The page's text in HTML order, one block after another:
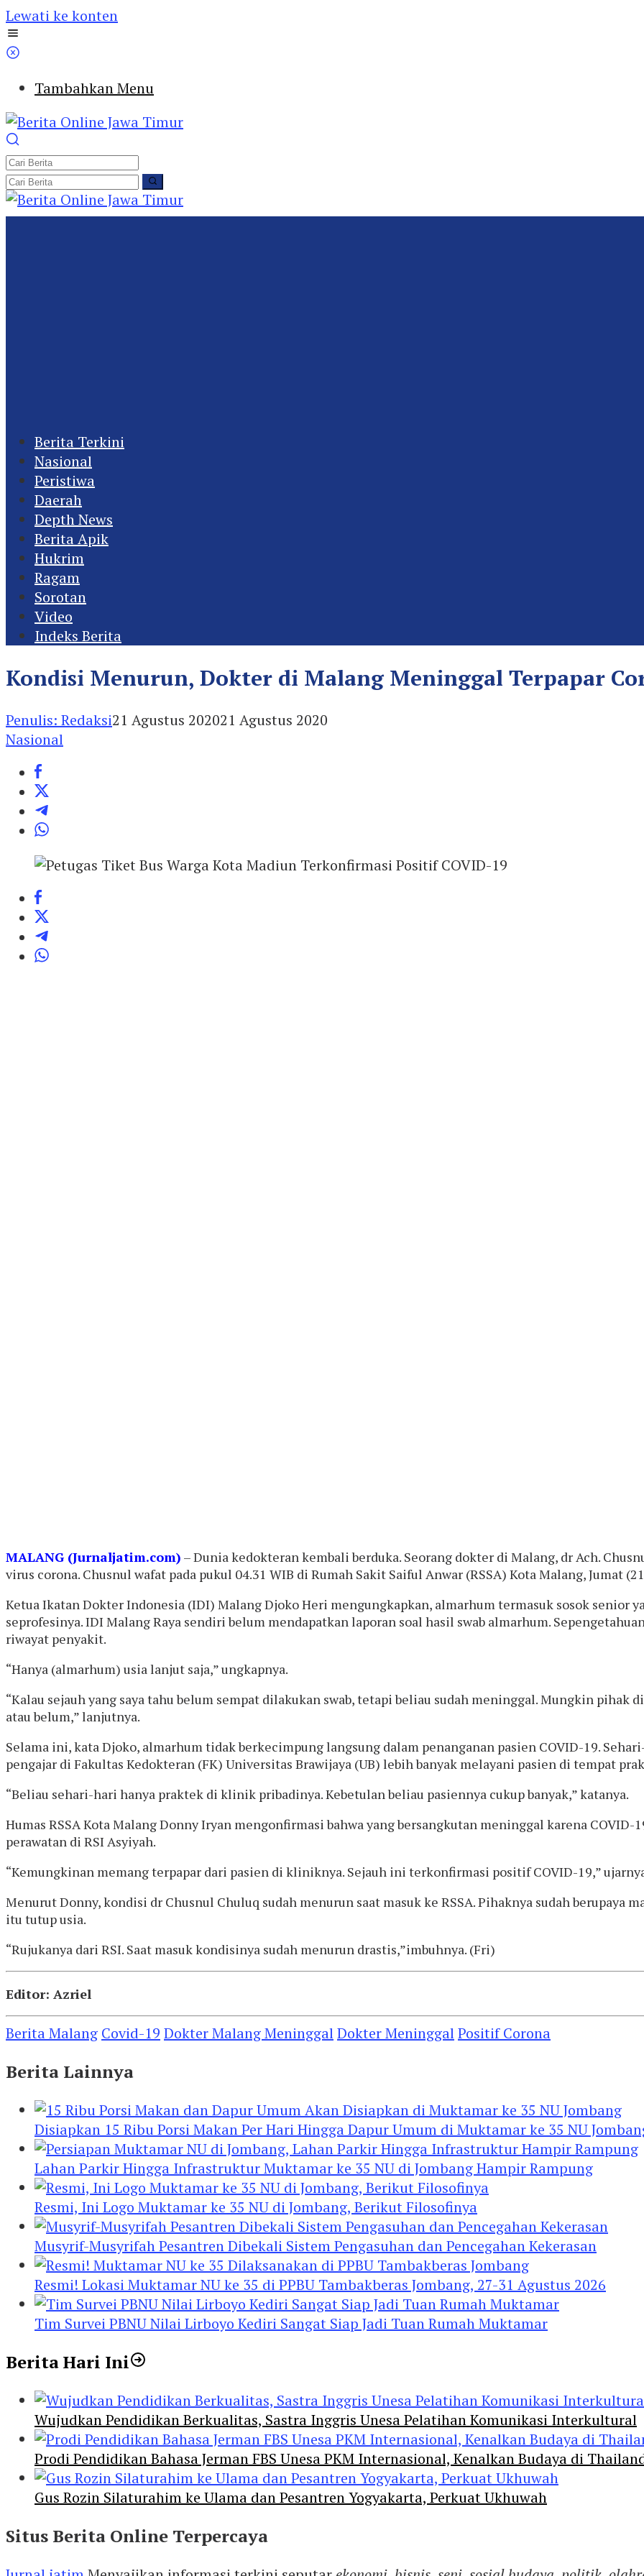
Lewati ke konten
Tambahkan Menu
Berita Terkini
Nasional
Peristiwa
Daerah
Depth News
Berita Apik
Hukrim
Ragam
Sorotan
Video
Indeks Berita
Kondisi Menurun, Dokter di Malang Meninggal Terpapar
Penulis: Redaksi21 Agustus 202021 Agustus 2020
Nasional
MALANG (Jurnaljatim.com) – Dunia kedokteran kembali berduka. Seorang dokter di Malang, dr Ach.
virus corona. Chusnul wafat pada pukul 04.31 WIB di Rumah Sakit Saiful Anwar (RSSA) Kota Malang, Jumat
Ketua Ikatan Dokter Indonesia (IDI) Malang Djoko Heri mengungkapkan, almarhum termasuk sosok senior
seprofesinya. IDI Malang Raya sendiri belum mendapatkan laporan soal hasil swab almarhum.
riwayat penyakit.
“Hanya (almarhum) usia lanjut saja,” ungkapnya.
“Kalau sejauh yang saya tahu belum sempat dilakukan swab, tetapi beliau sudah meninggal. Mungkin pihak
atau belum,” lanjutnya.
Selama ini, kata Djoko, almarhum tidak berkecimpung langsung dalam penanganan pasien COVID-19.
pengajar di Fakultas Kedokteran (FK) Universitas Brawijaya (UB) lebih banyak melayani pasien di tempat
“Beliau sehari-hari hanya praktek di klinik pribadinya. Kebetulan beliau pasiennya cukup banyak,” katanya.
Humas RSSA Kota Malang Donny Iryan mengonfirmasi bahwa yang bersangkutan meninggal karena
perawatan di RSI Asyiyah.
“Kemungkinan memang terpapar dari pasien di kliniknya. Sejauh ini terkonfirmasi positif COVID-19,”
Menurut Donny, kondisi dr Chusnul Chuluq sudah menurun saat masuk ke RSSA. Pihaknya sudah berupaya
itu tutup usia.
“Rujukanya dari RSI. Saat masuk kondisinya sudah menurun drastis,”imbuhnya. (Fri)
Editor: Azriel
Berita Malang Covid-19 Dokter Malang MeninggalDokter MeninggalPositif Corona
Berita Lainnya
Disiapkan 15 Ribu Porsi Makan Per Hari Hingga Dapur Umum di Muktamar ke 35 NU
Lahan Parkir Hingga Infrastruktur Muktamar ke 35 NU di Jombang Hampir Rampung
Resmi, Ini Logo Muktamar ke 35 NU di Jombang, Berikut Filosofinya
Musyrif-Musyrifah Pesantren Dibekali Sistem Pengasuhan dan Pencegahan Kekerasan
Resmi! Lokasi Muktamar NU ke 35 di PPBU Tambakberas Jombang, 27-31 Agustus 2026
Tim Survei PBNU Nilai Lirboyo Kediri Sangat Siap Jadi Tuan Rumah Muktamar
Berita Hari Ini
Wujudkan Pendidikan Berkualitas, Sastra Inggris Unesa Pelatihan Komunikasi Interkultural
Prodi Pendidikan Bahasa Jerman FBS Unesa PKM Internasional, Kenalkan Budaya di
Gus Rozin Silaturahim ke Ulama dan Pesantren Yogyakarta, Perkuat Ukhuwah
Situs Berita Online Terpercaya